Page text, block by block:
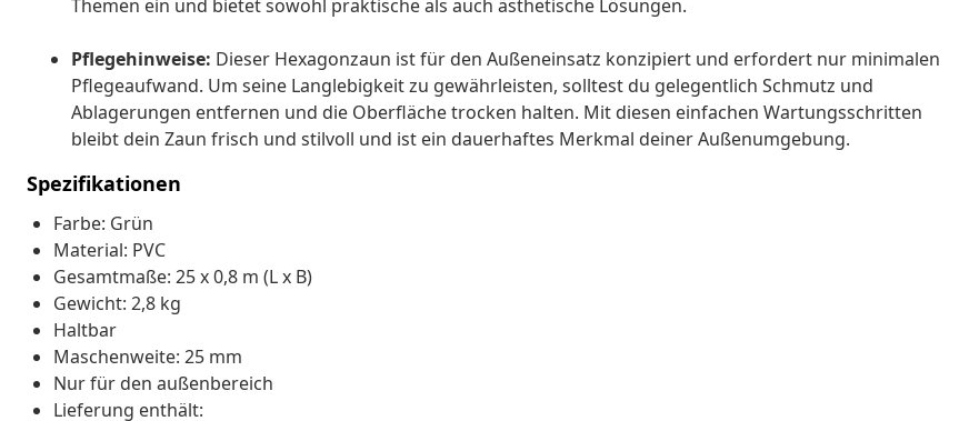
Themen ein und bietet sowohl praktische als auch ästhetische Lösungen.
Pflegehinweise: Dieser Hexagonzaun ist für den Außeneinsatz konzipiert und erfordert nur minimalen
Pflegeaufwand. Um seine Langlebigkeit zu gewährleisten, solltest du gelegentlich Schmutz und
Ablagerungen entfernen und die Oberfläche trocken halten. Mit diesen einfachen Wartungsschritten
bleibt dein Zaun frisch und stilvoll und ist ein dauerhaftes Merkmal deiner Außenumgebung.
Spezifikationen
Farbe: Grün
Material: PVC
Gesamtmaße: 25 x 0,8 m (L x B)
Gewicht: 2,8 kg
Haltbar
Maschenweite: 25 mm
Nur für den außenbereich
Lieferung enthält: